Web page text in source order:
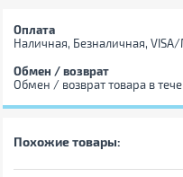
Оплата
Наличная, Безналичная,
Обмен / возврат
Обмен / возврат товара в
Похожие товары: